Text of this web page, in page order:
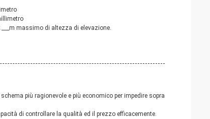
massimo di altezza di elevazione.
più ragionevole e più economico per impedire sopra
di controllare la qualità ed il prezzo efficacemente.